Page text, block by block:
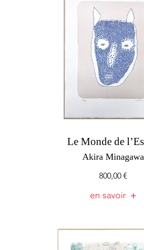
Le Monde de
Akira Minagawa
800,00€
en savoir